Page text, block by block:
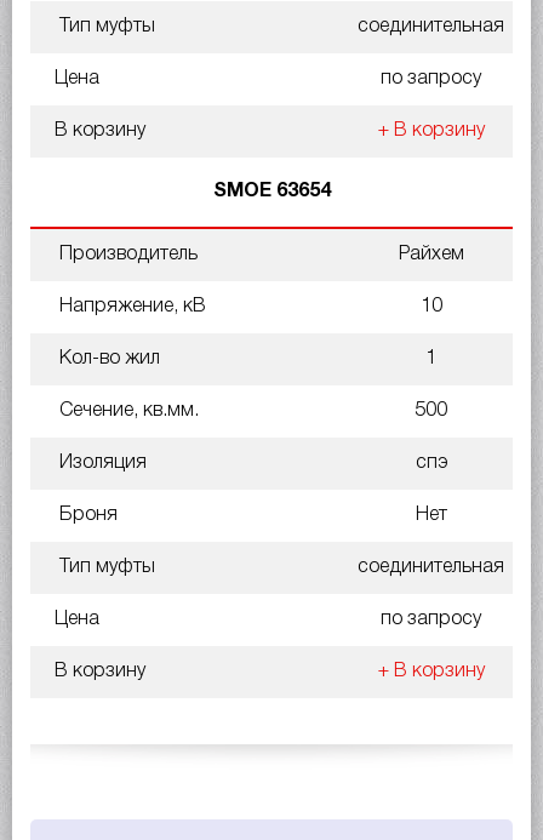
Тип муфты соединительная
Цена по запросу
В корзину + В корзину
SMOE 63654
Производитель Райхем
Напряжение, кВ 10
Кол-во жил 1
Сечение, кв.мм. 500
Изоляция спэ
Броня Нет
Тип муфты соединительная
Цена по запросу
В корзину + В корзину